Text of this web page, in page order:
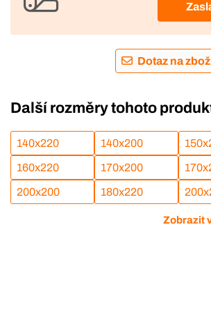
Dotaz na
Další rozměry tohoto
140x220 140x200
160x220 170x200
200x200 180x220
Zobrazit